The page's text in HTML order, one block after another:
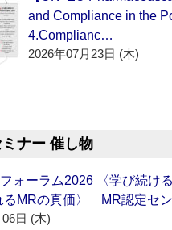
and Compliance in the
4.Complianc…
2026年07月23日 (木)
ナー 催し物
ォーラム2026 〈学び続け
MRの真価〉 MR認定セ
日 (木)